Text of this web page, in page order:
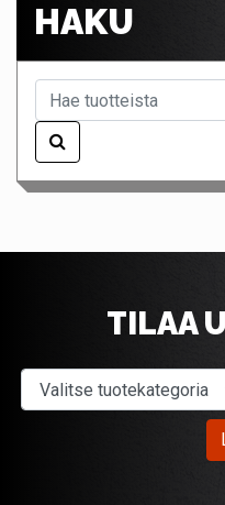
HAKU
TILAA
Valitse